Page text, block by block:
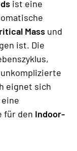
ist eine
Mass und
ist. Die
eignet sich
für den Indoor-